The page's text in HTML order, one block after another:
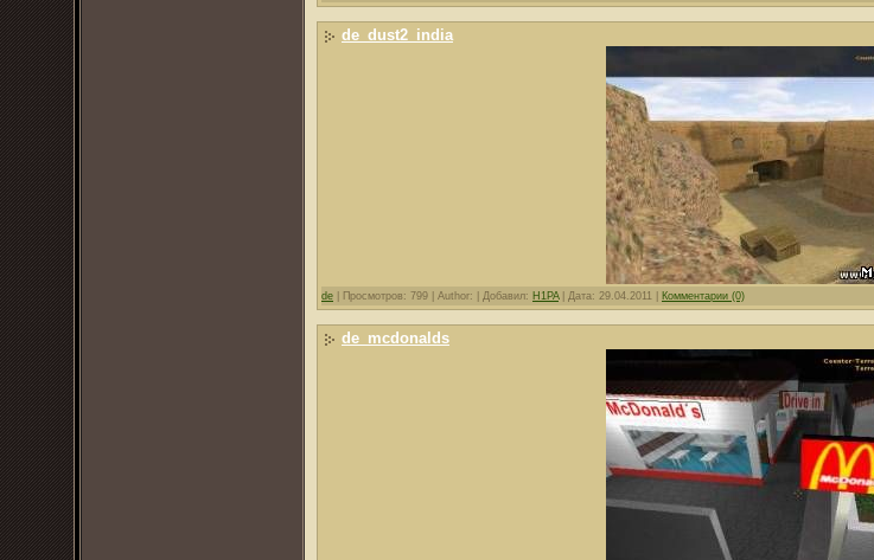
de_dust2_india
de Просмотров: 799 | Author: | Добавил: H1PA| Дата: 29.04.2011 Комментарии (0)
de_mcdonalds